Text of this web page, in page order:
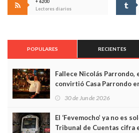
+ 6200
Lectores diarios
POPULARES RECIENTES
Fallece Nicolás Parrondo,
convirtió Casa Parrondo
Asturias en Madrid
30 de Jun de 2026
El ‘Fevemocho’ ya no es
Tribunal de Cuentas cifra